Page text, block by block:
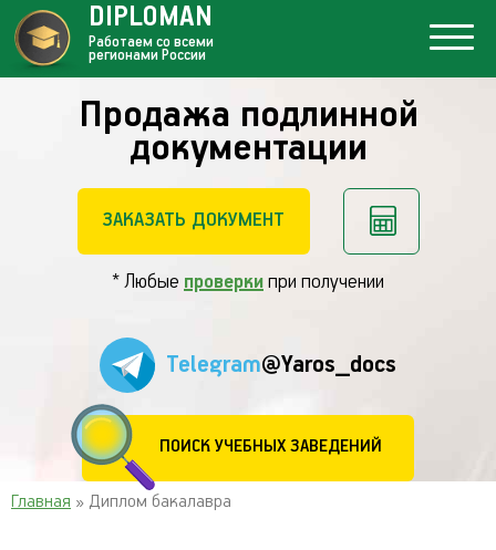
Продажа подлинной
документации
ЗАКАЗАТЬ ДОКУМЕНТ
* Любые проверки при получении
Telegram@Yaros_docs
ПОИСК УЧЕБНЫХ ЗАВЕДЕНИЙ
DIPLOMAN
Работаем со всеми
регионами России
Главная » Диплом бакалавра